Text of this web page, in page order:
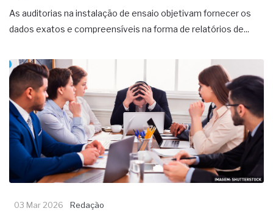
As auditorias na instalação de ensaio objetivam fornecer os
dados exatos e compreensíveis na forma de relatórios de...
03 Mar 2026 Redação